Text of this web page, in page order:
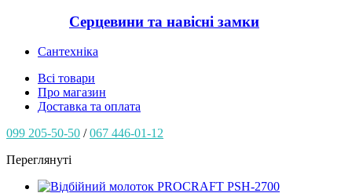
Серцевини та навісні замки
Сантехніка
Всі товари
Про магазин
Доставка та оплата
099 205-50-50 /067 446-01-12
Переглянуті